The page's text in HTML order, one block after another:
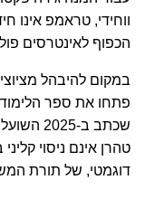
ווחידי, טראמפ אינו
הכפוף לאינטרסים
במקום להיבהל
פתחו את ספר
שכתב
טהרן אינם ניסוי
דוגמטי, של תורת